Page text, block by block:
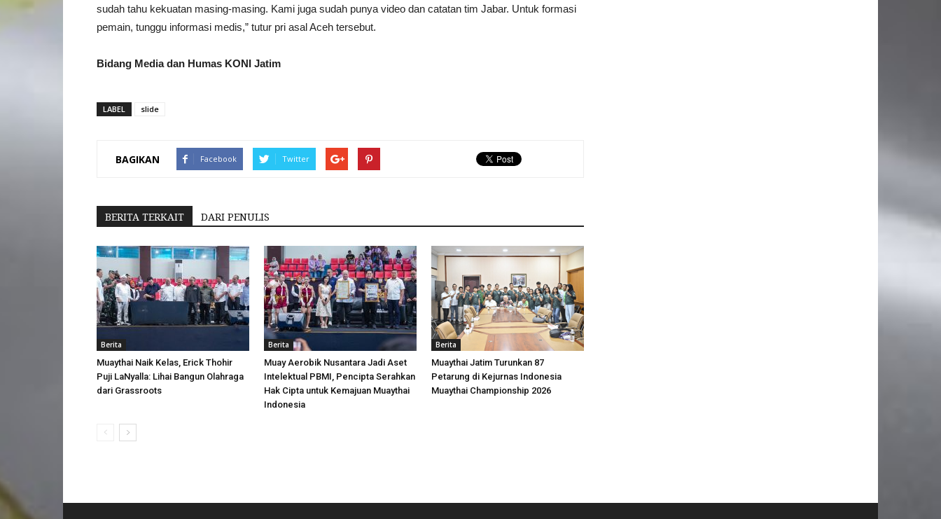
sudah tahu kekuatan masing-masing. Kami juga sudah punya video dan catatan tim Jabar. Untuk formasi
pemain, tunggu informasi medis,” tutur pri asal Aceh tersebut.
Bidang Media dan Humas KONI Jatim
LABEL slide
BAGIKAN Facebook Twitter
BERITA TERKAIT DARI PENULIS
Berita
Muaythai Naik Kelas, Erick Thohir
Puji LaNyalla: Lihai Bangun Olahraga
dari Grassroots
Berita
Muay Aerobik Nusantara Jadi Aset
Intelektual PBMI, Pencipta Serahkan
Hak Cipta untuk Kemajuan Muaythai
Indonesia
Berita
Muaythai Jatim Turunkan 87
Petarung di Kejurnas Indonesia
Muaythai Championship 2026